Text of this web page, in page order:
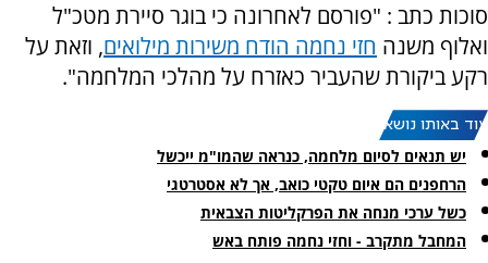
סוכות כתב : "פורסם לאחרונה כי בוגר סיירת מטכ"ל
ואלוף משנה חזי נחמה הודח משירות מילואים, וזאת על
רקע ביקורת שהעביר כאזרח על מהלכי המלחמה".
עוד באותו נושא:
יש תנאים לסיום מלחמה, כנראה שהמו"מ ייכשל
הרחפנים הם איום טקטי כואב, אך לא אסטרטגי
כשל ערכי מנחה את הפרקליטות הצבאית
המחבל מתקרב - וחזי נחמה פותח באש